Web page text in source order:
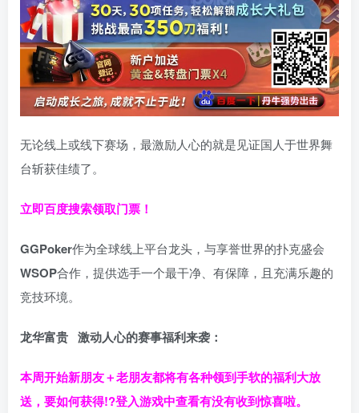
无论线上或线下赛场，最激励人心的就是见证国人于世界舞
台斩获佳绩了。
立即百度搜索领取门票！
GGPoker作为全球线上平台龙头，与享誉世界的扑克盛会
WSOP合作，提供选手一个最干净、有保障，且充满乐趣的
竞技环境。
龙华富贵 激动人心的赛事福利来袭：
本周开始新朋友＋老朋友都将有各种领到手软的福利大放
送，要如何获得!?登入游戏中查看有没有收到惊喜啦。